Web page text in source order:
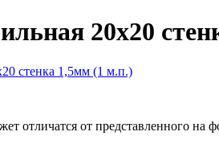
20х20
отличатся от представленного на